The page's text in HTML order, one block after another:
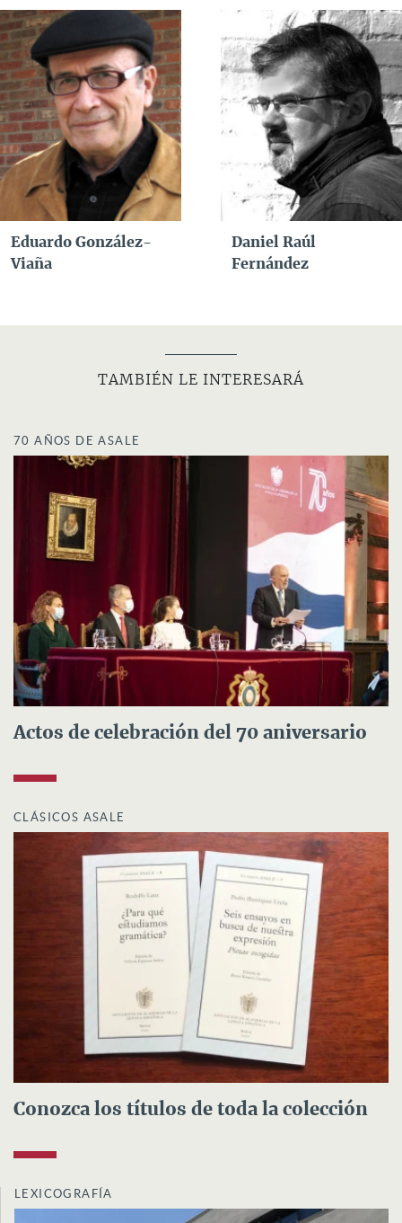
Eduardo González-
Viaña
Daniel Raúl
Fernández
TAMBIÉN LE INTERESARÁ
70 AÑOS DE ASALE
Actos de celebración del 70 aniversario
CLÁSICOS ASALE
Conozca los títulos de toda la colección
LEXICOGRAFÍA